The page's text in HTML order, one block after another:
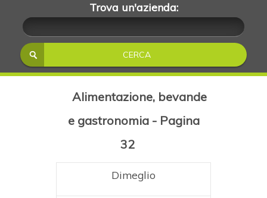
Trova un'azienda:
Alimentazione, bevande
e gastronomia - Pagina
32
Dimeglio